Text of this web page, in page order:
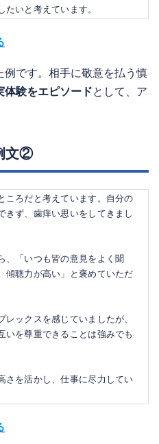
いと考えています。
例です。相手に敬意を払う慎
体験をエピソードとして、ア
文②
ころだと考えています。自分の
きず、歯痒い思いをしてきまし
、「いつも皆の意見をよく聞
傾聴力が高い」と褒めていただ
ックスを感じていましたが、
いを尊重できることは強みでも
さを活かし、仕事に尽力してい